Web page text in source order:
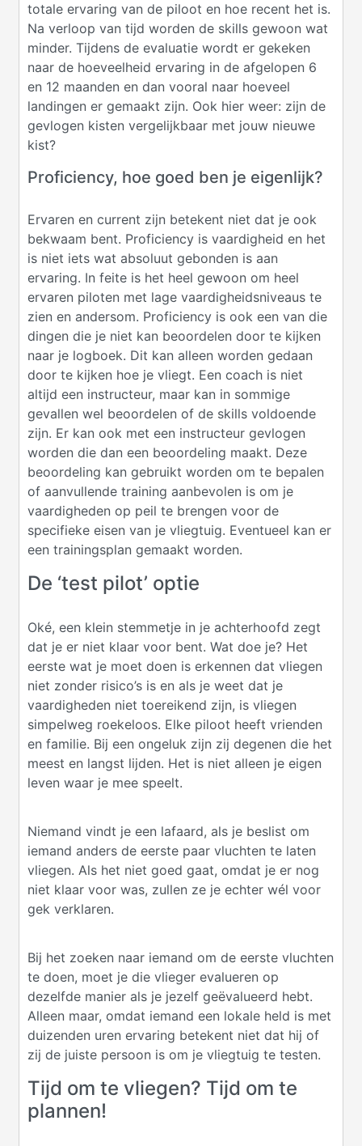
totale ervaring van de piloot en hoe recent het is.
Na verloop van tijd worden de skills gewoon wat
minder. Tijdens de evaluatie wordt er gekeken
naar de hoeveelheid ervaring in de afgelopen 6
en 12 maanden en dan vooral naar hoeveel
landingen er gemaakt zijn. Ook hier weer: zijn de
gevlogen kisten vergelijkbaar met jouw nieuwe
kist?
Proficiency, hoe goed ben je eigenlijk?
Ervaren en current zijn betekent niet dat je ook
bekwaam bent. Proficiency is vaardigheid en het
is niet iets wat absoluut gebonden is aan
ervaring. In feite is het heel gewoon om heel
ervaren piloten met lage vaardigheidsniveaus te
zien en andersom. Proficiency is ook een van die
dingen die je niet kan beoordelen door te kijken
naar je logboek. Dit kan alleen worden gedaan
door te kijken hoe je vliegt. Een coach is niet
altijd een instructeur, maar kan in sommige
gevallen wel beoordelen of de skills voldoende
zijn. Er kan ook met een instructeur gevlogen
worden die dan een beoordeling maakt. Deze
beoordeling kan gebruikt worden om te bepalen
of aanvullende training aanbevolen is om je
vaardigheden op peil te brengen voor de
specifieke eisen van je vliegtuig. Eventueel kan er
een trainingsplan gemaakt worden.
De ‘test pilot’ optie
Oké, een klein stemmetje in je achterhoofd zegt
dat je er niet klaar voor bent. Wat doe je? Het
eerste wat je moet doen is erkennen dat vliegen
niet zonder risico’s is en als je weet dat je
vaardigheden niet toereikend zijn, is vliegen
simpelweg roekeloos. Elke piloot heeft vrienden
en familie. Bij een ongeluk zijn zij degenen die het
meest en langst lijden. Het is niet alleen je eigen
leven waar je mee speelt.
Niemand vindt je een lafaard, als je beslist om
iemand anders de eerste paar vluchten te laten
vliegen. Als het niet goed gaat, omdat je er nog
niet klaar voor was, zullen ze je echter wél voor
gek verklaren.
Bij het zoeken naar iemand om de eerste vluchten
te doen, moet je die vlieger evalueren op
dezelfde manier als je jezelf geëvalueerd hebt.
Alleen maar, omdat iemand een lokale held is met
duizenden uren ervaring betekent niet dat hij of
zij de juiste persoon is om je vliegtuig te testen.
Tijd om te vliegen? Tijd om te
plannen!